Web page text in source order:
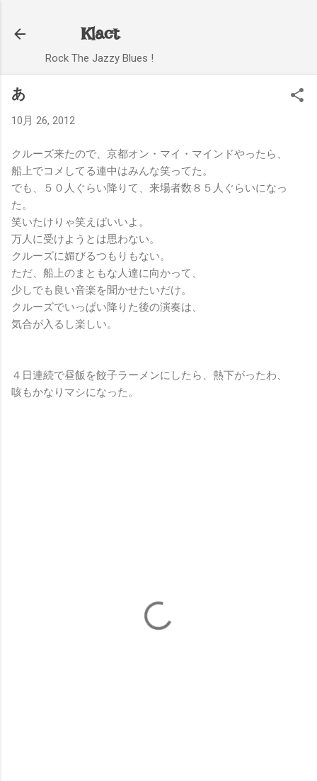
Klact
Rock The Jazzy Blues !
あ
10月 26, 2012
クルーズ来たので、京都オン・マイ・マインドやったら、
船上でコメしてる連中はみんな笑ってた。
でも、５０人ぐらい降りて、来場者数８５人ぐらいになっ
た。
笑いたけりゃ笑えばいいよ。
万人に受けようとは思わない。
クルーズに媚びるつもりもない。
ただ、船上のまともな人達に向かって、
少しでも良い音楽を聞かせたいだけ。
クルーズでいっぱい降りた後の演奏は、
気合が入るし楽しい。
４日連続で昼飯を餃子ラーメンにしたら、熱下がったわ、
咳もかなりマシになった。